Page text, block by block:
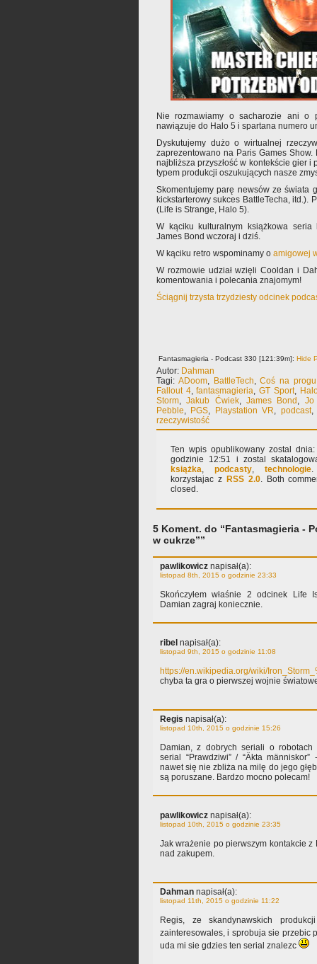
Nie rozmawiamy o sacharozie ani o
nawiązuje do Halo 5 i spartana numero
Dyskutujemy dużo o wirtualnej
zaprezentowano na Paris Games
najbliższa przyszłość w kontekście gier
typem produkcji oszukujących nasze
Skomentujemy parę newsów ze świata
kickstarterowy sukces BattleTecha, itd.).
(Life is Strange, Halo 5).
W kąciku kulturalnym książkowa
James Bond wczoraj i dziś.
W kąciku retro wspominamy o amigowej
W rozmowie udział wzięli Cooldan i
komentowania i polecania znajomym!
Ściągnij trzysta trzydziesty odcinek
Fantasmagieria - Podcast 330 [121:39m]: Hide
Autor: Dahman
Tagi: ADoom, BattleTech,Coś na progu
Fallout 4,fantasmagieria,GT Sport,
Storm,Jakub Ćwiek, James Bond , Jo
Pebble, PGS, Playstation VR, podcast,
rzeczywistość
Ten wpis opublikowany zostal
godzinie 12:51 i zostal
książka, podcasty, technologie.
korzystajac z RSS 2.0. Both
closed.
5 Koment. do “Fantasmagieria -
w cukrze””
pawlikowicz napisał(a):
listopad 8th, 2015 o godzinie 23:33
Skończyłem właśnie 2 odcinek Life
Damian zagraj koniecznie.
ribel napisał(a):
listopad 9th, 2015 o godzinie 11:08
https://en.wikipedia.org/wiki/
chyba ta gra o pierwszej wojnie
Regis napisał(a):
listopad 10th, 2015 o godzinie 15:26
Damian, z dobrych seriali o robotach
serial “Prawdziwi” / “Äkta
nawet się nie zbliża na milę do jego
są poruszane. Bardzo mocno polecam!
pawlikowicz napisał(a):
listopad 10th, 2015 o godzinie 23:35
Jak wrażenie po pierwszym kontakcie
nad zakupem.
Dahman napisał(a):
listopad 11th, 2015 o godzinie 11:22
Regis, ze skandynawskich
zainteresowales, i sprobuja sie przebic
uda mi sie gdzies ten serial znalezc